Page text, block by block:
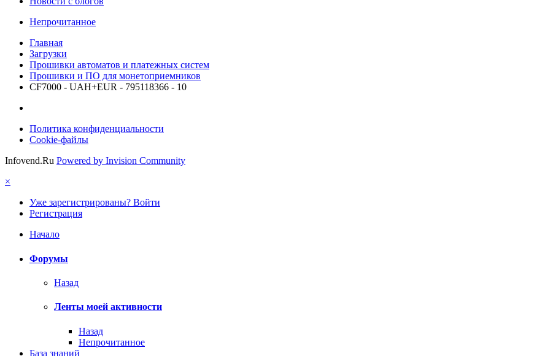
Непрочитанное
Главная
Загрузки
Прошивки автоматов и платежных систем
Прошивки и ПО для монетоприемников
CF7000 - UAH+EUR - 795118366 - 10
Политика конфиденциальности
Cookie-файлы
Infovend.Ru Powered by Invision Community
×
Уже зарегистрированы? Войти
Регистрация
Начало
Форумы
Назад
Ленты моей активности
Назад
Непрочитанное
База знаний